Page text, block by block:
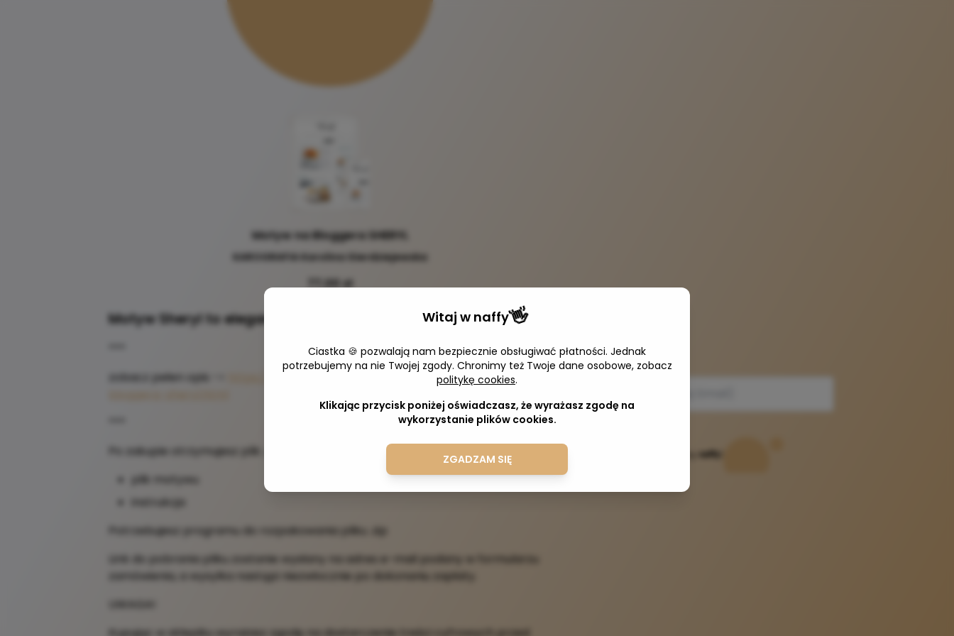
Motyw na Bloggera SHERYL
KAROGRAFIA Karolina Gierdziejewska
77,00 zł
Motyw Sheryl to elegancki, klasyczny motyw na bloggera!
zobacz pełen opis ->
https://www.karografia.pl/2018/05/nowy-motyw-na-
Po zakupie otrzymujesz plik .zip, w który znajdują się:
plik motywu
instrukcja
Potrzebujesz programu do rozpakowania pliku .zip
Link do pobrania pliku zostanie wysłany na adres e-mail podany w formularzu
zamówienia, a wysyłka nastąpi niezwłocznie po dokonaniu zapłaty.
UWAGA!
Kupując w sklepiku wyrażasz zgodę na dostarczenie treści cyfrowych przed
Adres e-mail
Witaj w naffy 👋
Ciastka 🍪 pozwalają nam bezpiecznie obsługiwać płatności. Jednak
potrzebujemy na nie Twojej zgody. Chronimy też Twoje dane osobowe, zobacz
politykę cookies.
Klikając przycisk poniżej oświadczasz, że wyrażasz zgodę na
wykorzystanie plików cookies.
ZGADZAM SIĘ